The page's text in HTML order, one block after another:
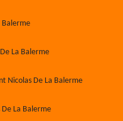
Balerme
La Balerme
Nicolas De La Balerme
La Balerme